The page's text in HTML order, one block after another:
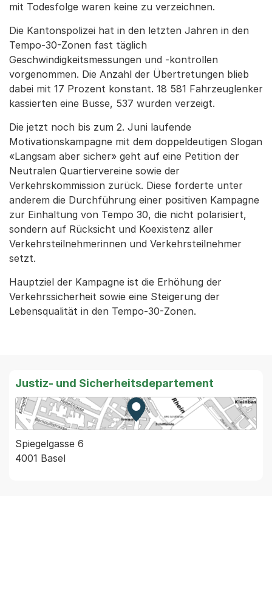
mit Todesfolge waren keine zu verzeichnen.
Die Kantonspolizei hat in den letzten Jahren in den
Tempo-30-Zonen fast täglich
Geschwindigkeitsmessungen und -kontrollen
vorgenommen. Die Anzahl der Übertretungen blieb
dabei mit 17 Prozent konstant. 18 581 Fahrzeuglenker
kassierten eine Busse, 537 wurden verzeigt.
Die jetzt noch bis zum 2. Juni laufende
Motivationskampagne mit dem doppeldeutigen Slogan
«Langsam aber sicher» geht auf eine Petition der
Neutralen Quartiervereine sowie der
Verkehrskommission zurück. Diese forderte unter
anderem die Durchführung einer positiven Kampagne
zur Einhaltung von Tempo 30, die nicht polarisiert,
sondern auf Rücksicht und Koexistenz aller
Verkehrsteilnehmerinnen und Verkehrsteilnehmer
setzt.
Hauptziel der Kampagne ist die Erhöhung der
Verkehrssicherheit sowie eine Steigerung der
Lebensqualität in den Tempo-30-Zonen.
Justiz- und Sicherheitsdepartement
Zur Karte von MapBS.
Externer Link, wird in einem
Spiegelgasse 6
4001 Basel